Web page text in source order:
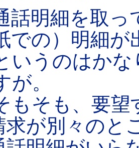
明細を取っ
での）明細
いうのはか
が。
そも、要望
求が別々のと